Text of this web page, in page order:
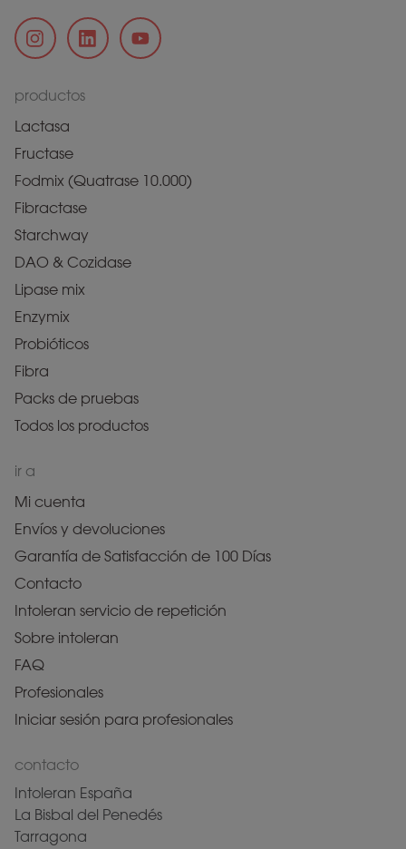
productos
Lactasa
Fructase
Fodmix (Quatrase 10.000)
Fibractase
Starchway
DAO & Cozidase
Lipase mix
Enzymix
Probióticos
Fibra
Packs de pruebas
Todos los productos
ir a
Mi cuenta
Envíos y devoluciones
Garantía de Satisfacción de 100 Días
Contacto
Intoleran servicio de repetición
Sobre intoleran
FAQ
Profesionales
Iniciar sesión para profesionales
contacto
Intoleran España
La Bisbal del Penedés
Tarragona